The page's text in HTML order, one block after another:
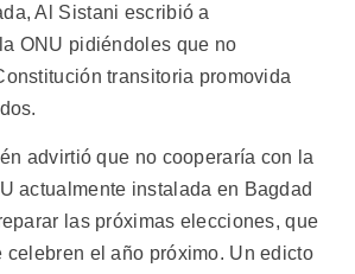
Al Sistani escribió a
ONU pidiéndoles que no
transitoria promovida
advirtió que no cooperaría con la
actualmente instalada en Bagdad
las próximas elecciones, que
celebren el año próximo. Un edicto